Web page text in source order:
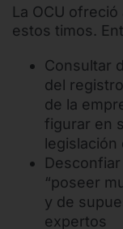
La OCU
estos timos.
Consultar
del
de la
figurar en
legislación
“poseer
y de
expertos